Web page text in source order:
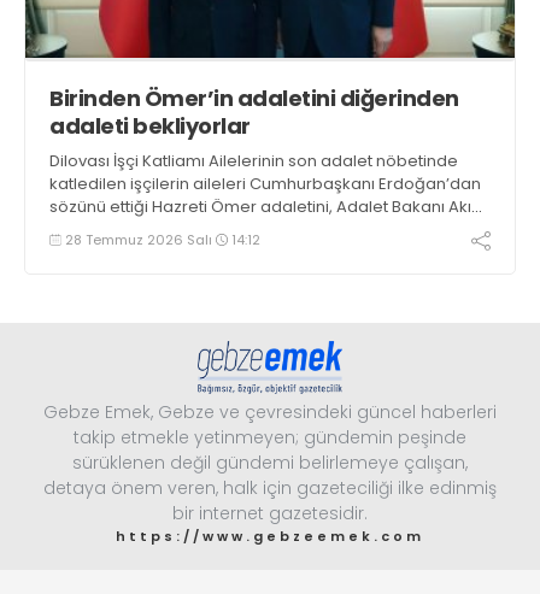
Birinden Ömer’in adaletini diğerinden
adaleti bekliyorlar
Dilovası İşçi Katliamı Ailelerinin son adalet nöbetinde
katledilen işçilerin aileleri Cumhurbaşkanı Erdoğan’dan
sözünü ettiği Hazreti Ömer adaletini, Adalet Bakanı Akın
Gürlek’ten adalet beklediklerini söyledi
28 Temmuz 2026 Salı 14:12
Gebze Emek, Gebze ve çevresindeki güncel haberleri
takip etmekle yetinmeyen; gündemin peşinde
sürüklenen değil gündemi belirlemeye çalışan,
detaya önem veren, halk için gazeteciliği ilke edinmiş
bir internet gazetesidir.
https://www.gebzeemek.com